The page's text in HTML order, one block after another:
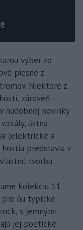
výber zo
piesne z
Niektoré z
zároveň
hudobnej novinky
ústna
(elektrické a
predstavia v
tvorbu.
kolekciu 11
ňu typické
s jemnými
jej poetické